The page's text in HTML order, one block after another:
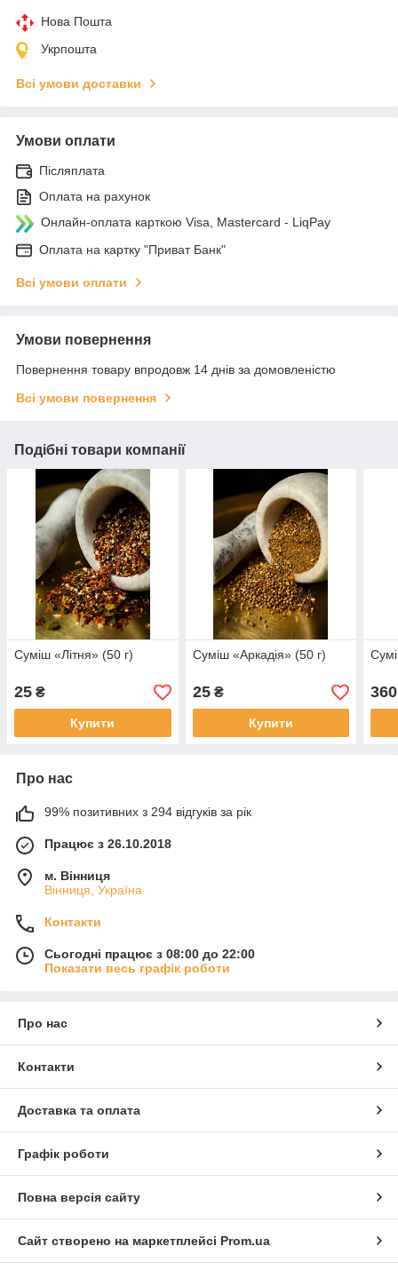
Нова Пошта
Укрпошта
Всі умови доставки
Умови оплати
Післяплата
Оплата на рахунок
Онлайн-оплата карткою Visa, Mastercard - LiqPay
Оплата на картку "Приват Банк"
Всі умови оплати
Умови повернення
Повернення товару впродовж 14 днів за домовленістю
Всі умови повернення
Подібні товари компанії
Суміш «Літня» (50 г)
25 ₴
Купити
Суміш «Аркадія» (50 г)
25₴
Купити
360
Про нас
99% позитивних з 294 відгуків за рік
Працює з 26.10.2018
м. Вінниця
Вінниця, Україна
Контакти
Сьогодні працює з 08:00 до 22:00
Показати весь графік роботи
Про нас
Контакти
Доставка та оплата
Графік роботи
Повна версія сайту
Сайт створено на маркетплейсі Prom.ua